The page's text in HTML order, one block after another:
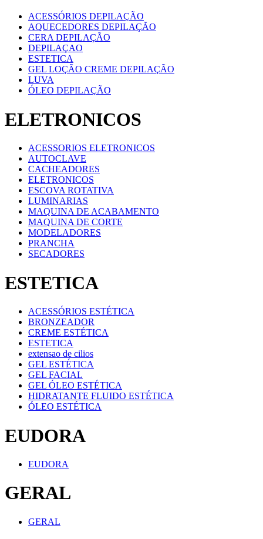
ACESSÓRIOS DEPILAÇÃO
AQUECEDORES DEPILAÇÃO
CERA DEPILAÇÃO
DEPILAÇAO
ESTETICA
GEL LOÇÃO CREME DEPILAÇÃO
LUVA
ÓLEO DEPILAÇÃO
ELETRONICOS
ACESSORIOS ELETRONICOS
AUTOCLAVE
CACHEADORES
ELETRONICOS
ESCOVA ROTATIVA
LUMINARIAS
MAQUINA DE ACABAMENTO
MAQUINA DE CORTE
MODELADORES
PRANCHA
SECADORES
ESTETICA
ACESSÓRIOS ESTÉTICA
BRONZEADOR
CREME ESTÉTICA
ESTETICA
extensao de cilios
GEL ESTÉTICA
GEL FACIAL
GEL ÓLEO ESTÉTICA
HIDRATANTE FLUIDO ESTÉTICA
ÓLEO ESTÉTICA
EUDORA
EUDORA
GERAL
GERAL